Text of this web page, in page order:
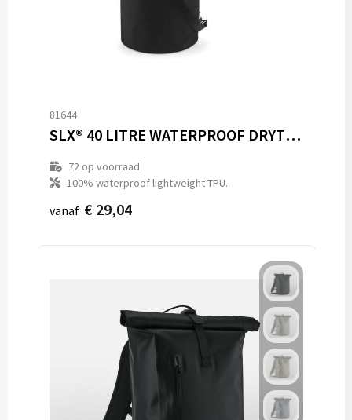
81644
SLX® 40 LITRE WATERPROOF DRYTUBE
72op voorraad
100% waterproof lightweight TPU.
vanaf € 29,04